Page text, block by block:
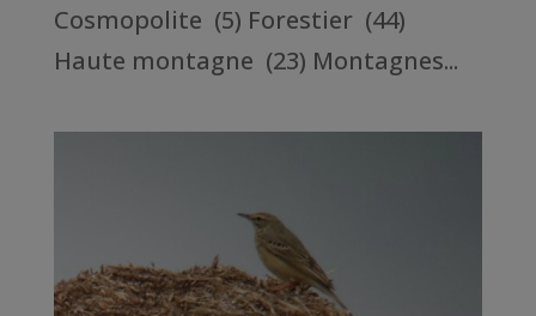
Cosmopolite (5) Forestier (44)
Haute montagne (23) Montagnes...